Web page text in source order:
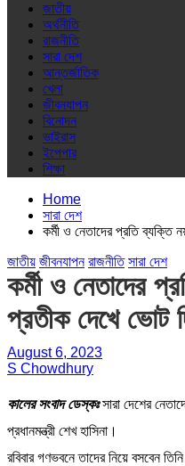
জাতীয়
অর্থনীতি
রাজনীতি
সারা দেশ
আন্তর্জাতিক
খেলা
জীবনযাপন
বিনোদন
ভাইরাস
ইপেপার
শিক্ষা
Home
সারা দেশ
কর্মী ও নেতাদের প্রতি ব্যক্তি
জাতীয় জীবনযাপন রাজনীতি সারা দেশ
কর্মী ও নেতাদের
প্রতীক দেখে ভোট
August 6, 2023
S Chowdhury
কালের সংবাদ ডেস্কঃ সারা দেশের
প্রধানমন্ত্রী শেখ হাসিনা।
রবিবার গণভবনে তাদের নিয়ে বসবেন